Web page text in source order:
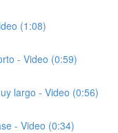
(1:08)
- Video (0:59)
largo - Video (0:56)
- Video (0:34)